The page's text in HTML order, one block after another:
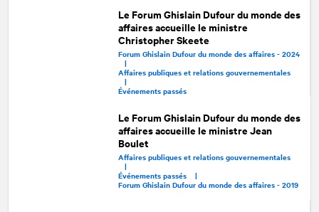
Le Forum Ghislain Dufour du monde des
affaires accueille le ministre
Christopher Skeete
Forum Ghislain Dufour du monde des affaires - 2024
|
Affaires publiques et relations gouvernementales
|
Événements passés
Le Forum Ghislain Dufour du monde des
affaires accueille le ministre Jean
Boulet
Affaires publiques et relations gouvernementales
|
Événements passés |
Forum Ghislain Dufour du monde des affaires - 2019